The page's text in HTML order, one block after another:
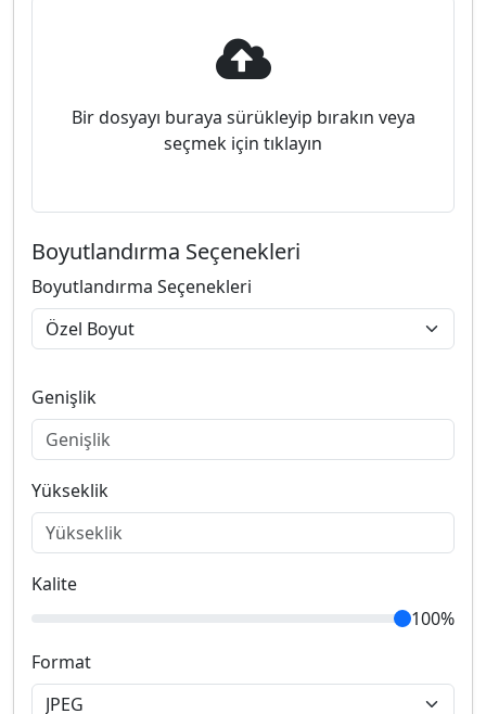
Bir dosyayı buraya sürükleyip bırakın veya
seçmek için tıklayın
Boyutlandırma Seçenekleri
Boyutlandırma Seçenekleri
Genişlik
Yükseklik
Kalite
100%
Format